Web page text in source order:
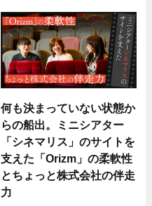
何も決まっていない状態か
らの船出。ミニシアター
「シネマリス」のサイトを
支えた「Orizm」の柔軟性
とちょっと株式会社の伴走
力